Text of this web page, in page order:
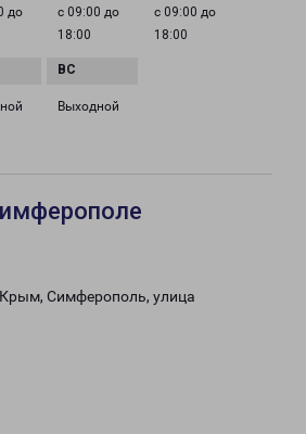
до
с 09:00 до
18:00
с 09:00 до
18:00
Выходной
Симферополь, улица